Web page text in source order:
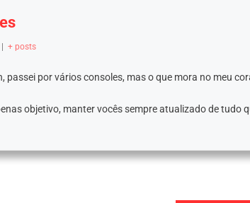
+ posts
por vários consoles, mas o que mora no meu
objetivo, manter vocês sempre atualizado de tudo